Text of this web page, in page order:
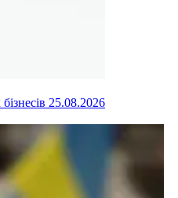
25.08.2026